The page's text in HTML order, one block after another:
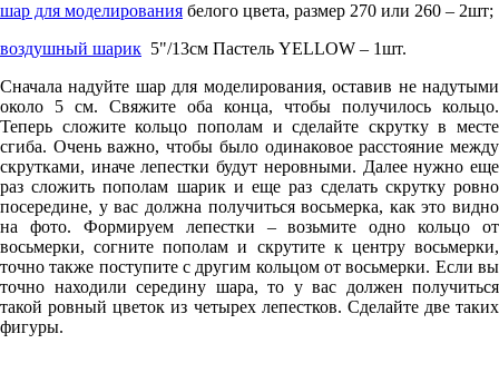
шар для моделирования белого цвета, размер 270 или 260 – 2шт;
воздушный шарик 5"/13см Пастель YELLOW – 1шт.
Сначала надуйте шар для моделирования, оставив не надутыми
около 5 см. Свяжите оба конца, чтобы получилось кольцо.
Теперь сложите кольцо пополам и сделайте скрутку в месте
сгиба. Очень важно, чтобы было одинаковое расстояние между
скрутками, иначе лепестки будут неровными. Далее нужно еще
раз сложить пополам шарик и еще раз сделать скрутку ровно
посередине, у вас должна получиться восьмерка, как это видно
на фото. Формируем лепестки – возьмите одно кольцо от
восьмерки, согните пополам и скрутите к центру восьмерки,
точно также поступите с другим кольцом от восьмерки. Если вы
точно находили середину шара, то у вас должен получиться
такой ровный цветок из четырех лепестков. Сделайте две таких
фигуры.